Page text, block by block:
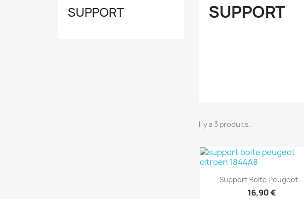
SUPPORT SUPPORT
Il y a 3 produits.
Aperçu rapide
Support Boite Peugeot...
16,90 €